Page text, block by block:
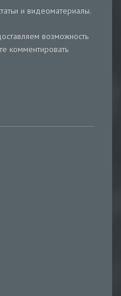
и видеоматериалы.
возможность
комментировать